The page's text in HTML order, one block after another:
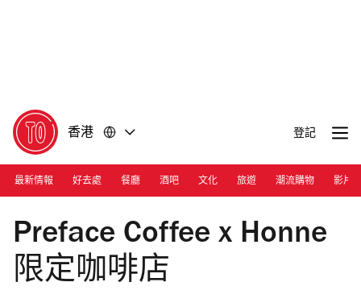
香港 登記
最新情報 好去處 餐廳 酒吧 文化 旅遊 潮流購物 影片
Photograph: Courtesy Preface Coffee
Preface Coffee x Honne
限定咖啡店